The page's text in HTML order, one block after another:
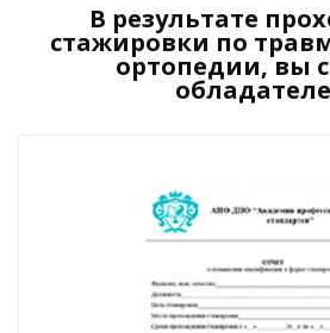
В результате
стажировки по
ортопедии, вы